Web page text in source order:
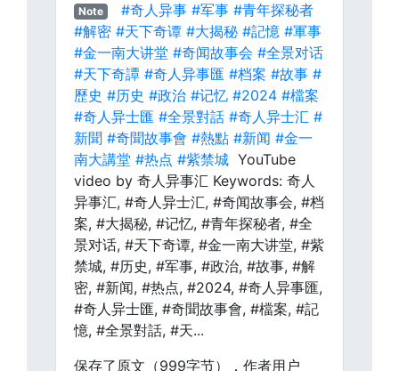
Note #奇人异事 #军事 #青年探秘者
#解密 #天下奇谭 #大揭秘 #記憶 #軍事
#金一南大讲堂 #奇闻故事会 #全景对话
#天下奇譚 #奇人异事匯 #档案 #故事 #
歷史 #历史 #政治 #记忆 #2024 #檔案
#奇人异士匯 #全景對話 #奇人异士汇 #
新聞 #奇聞故事會 #熱點 #新闻 #金一
南大講堂 #热点 #紫禁城 YouTube
video by 奇人异事汇 Keywords: 奇人
异事汇, #奇人异士汇, #奇闻故事会, #档
案, #大揭秘, #记忆, #青年探秘者, #全
景对话, #天下奇谭, #金一南大讲堂, #紫
禁城, #历史, #军事, #政治, #故事, #解
密, #新闻, #热点, #2024, #奇人异事匯,
#奇人异士匯, #奇聞故事會, #檔案, #記
憶, #全景對話, #天...
保存了原文（999字节），作者用户